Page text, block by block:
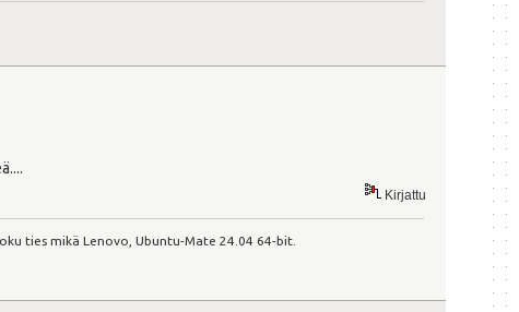
Kirjattu
ties mikä Lenovo, Ubuntu-Mate 24.04 64-bit.